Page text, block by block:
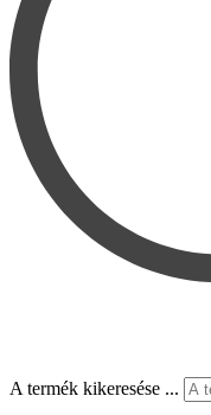
A termék kikeresése ...